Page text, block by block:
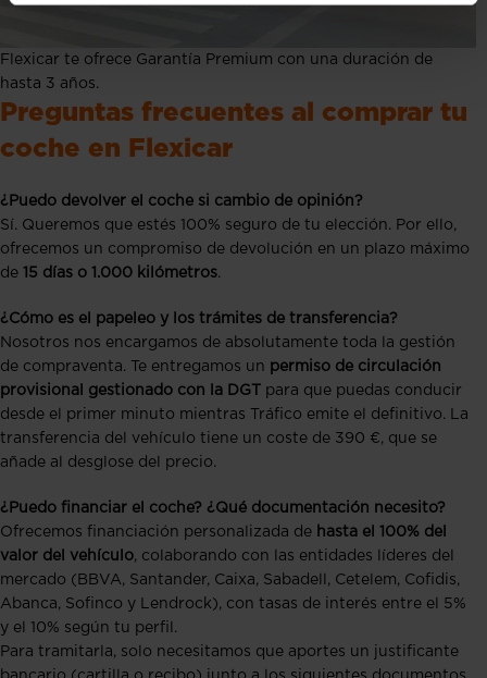
Flexicar te ofrece Garantía Premium con una duración de
hasta 3 años.
Preguntas frecuentes al comprar tu
coche en Flexicar
¿Puedo devolver el coche si cambio de opinión?
Sí. Queremos que estés 100% seguro de tu elección. Por ello,
ofrecemos un compromiso de devolución en un plazo máximo
de 15 días o 1.000 kilómetros.
¿Cómo es el papeleo y los trámites de transferencia?
Nosotros nos encargamos de absolutamente toda la gestión
de compraventa. Te entregamos un permiso de circulación
provisional gestionado con la DGT
para que puedas conducir
desde el primer minuto mientras Tráfico emite el definitivo. La
transferencia del vehículo tiene un coste de 390 €, que se
añade al desglose del precio.
¿Puedo financiar el coche? ¿Qué documentación necesito?
Ofrecemos financiación personalizada de hasta el 100% del
valor del vehículo, colaborando con las entidades líderes del
mercado (BBVA, Santander, Caixa, Sabadell, Cetelem, Cofidis,
Abanca, Sofinco y Lendrock), con tasas de interés entre el 5%
y el 10% según tu perfil.
Para tramitarla, solo necesitamos que aportes un justificante